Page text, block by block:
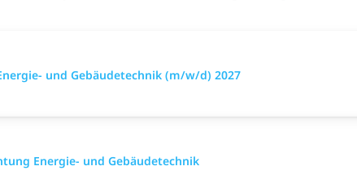
und Gebäudetechnik (m/w/d) 2027
Energie- und Gebäudetechnik